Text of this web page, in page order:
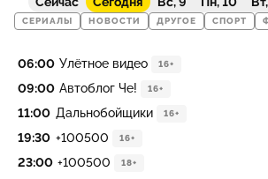
СЕРИАЛЫ НОВОСТИ ДРУГОЕ СПОРТ
06:00 Улётное видео 16+
09:00 Автоблог Че! 16+
11:00 Дальнобойщики 16+
19:30 +100500 16+
23:00 +100500 18+